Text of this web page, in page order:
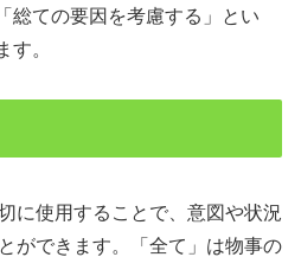
総ての要因を考慮する」とい
す。
に使用することで、意図や状況
ができます。「全て」は物事の